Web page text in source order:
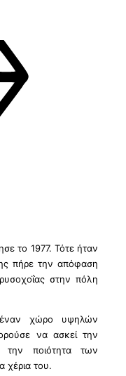
το 1977. Τότε ήταν
πήρε την απόφαση
στην πόλη
έναν χώρο υψηλών
να ασκεί την
ποιότητα των
χέρια του.